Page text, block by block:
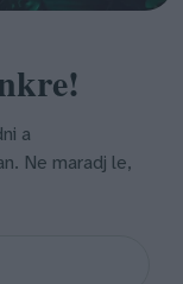
a
Ne maradj le,